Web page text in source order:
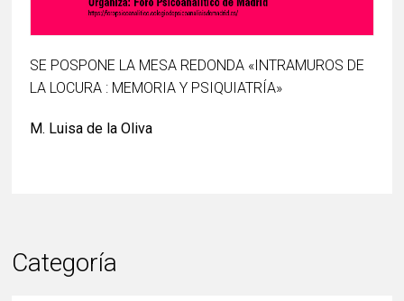
SE POSPONE LA MESA REDONDA «INTRAMUROS DE
LA LOCURA : MEMORIA Y PSIQUIATRÍA»
M. Luisa de la Oliva
Categoría